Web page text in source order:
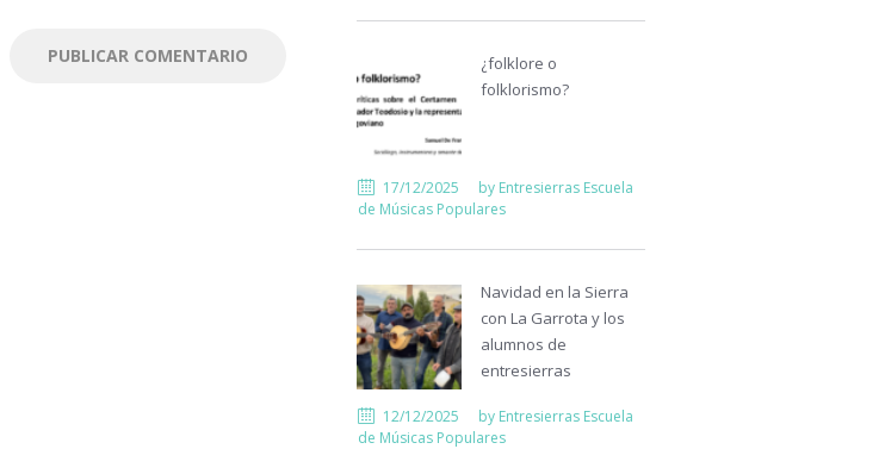
¿folklore o
folklorismo?
17/12/2025 by Entresierras Escuela
de Músicas Populares
Navidad en la Sierra
con La Garrota y los
alumnos de
entresierras
12/12/2025 by Entresierras Escuela
de Músicas Populares